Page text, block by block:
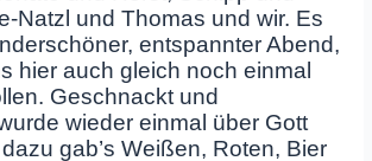
Natzl und Thomas und wir. Es
entspannter Abend,
hier auch gleich noch einmal
Geschnackt und
wieder einmal über Gott
gab’s Weißen, Roten, Bier